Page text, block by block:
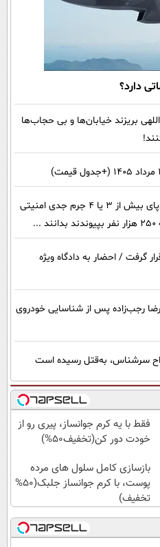
۵۰ هزار حزب اللهی بریزند خیابان‌ها و بی حجاب‌ها
گفته‌های یک روحانی تندرو و ردپای بیش از ۳ یا ۴ جرم جدی امنیتی
گرفت / احضار به دادگاه ویژه
رجب‌زاده پس از شناسایی خودروی
سرشناس، به‌قتل رسیده است
فقط با یه کرم جوانساز، پیری رو از
خودت دور کن(تخفیف50%)
بازسازی کامل سلول های مرده
پوست، با کرم جوانساز جلبک(50%
تخفیف)